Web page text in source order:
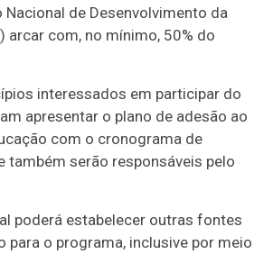
Nacional de Desenvolvimento da
arcar com, no mínimo, 50% do
interessados em participar do
apresentar o plano de adesão ao
com o cronograma de
também serão responsáveis pelo
poderá estabelecer outras fontes
para o programa, inclusive por meio